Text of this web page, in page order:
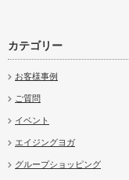
カテゴリー
お客様事例
ご質問
イベント
エイジングヨガ
グループショッピング